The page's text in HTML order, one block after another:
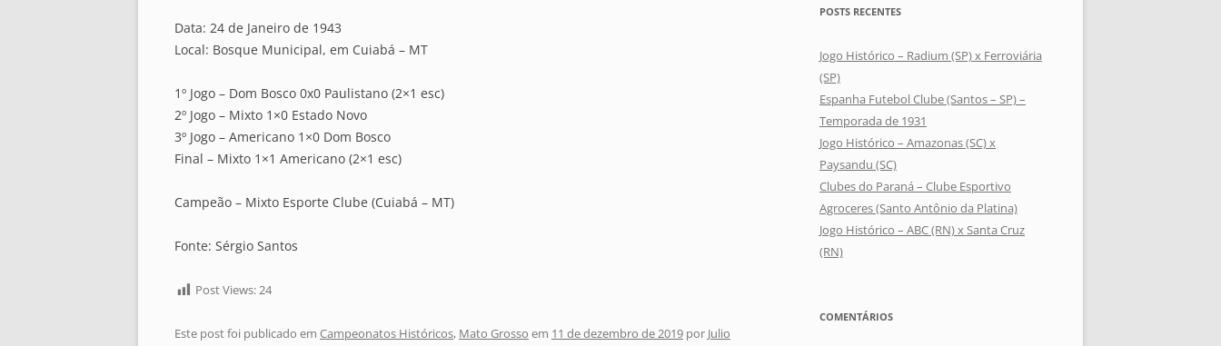
Data: 24 de Janeiro de 1943
Local: Bosque Municipal, em Cuiabá – MT
1º Jogo – Dom Bosco 0x0 Paulistano (2×1 esc)
2º Jogo – Mixto 1×0 Estado Novo
3º Jogo – Americano 1×0 Dom Bosco
Final – Mixto 1×1 Americano (2×1 esc)
Campeão – Mixto Esporte Clube (Cuiabá – MT)
Fonte: Sérgio Santos
Post Views:24
Este post foi publicado em Campeonatos Históricos, Mato Grosso em 11 de dezembro de 2019 por Julio
POSTS RECENTES
Jogo Histórico – Radium (SP) x Ferroviária
(SP)
Espanha Futebol Clube (Santos – SP) –
Temporada de 1931
Jogo Histórico – Amazonas (SC) x
Paysandu (SC)
Clubes do Paraná – Clube Esportivo
Agroceres (Santo Antônio da Platina)
Jogo Histórico – ABC (RN) x Santa Cruz
(RN)
COMENTÁRIOS